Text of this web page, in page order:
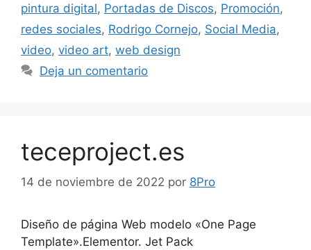
pintura digital, Portadas de Discos, Promoción,
redes sociales, Rodrigo Cornejo, Social Media,
video, video art, web design
Deja un comentario
teceproject.es
14 de noviembre de 2022 por 8Pro
Diseño de página Web modelo «One Page
Template».Elementor. Jet Pack